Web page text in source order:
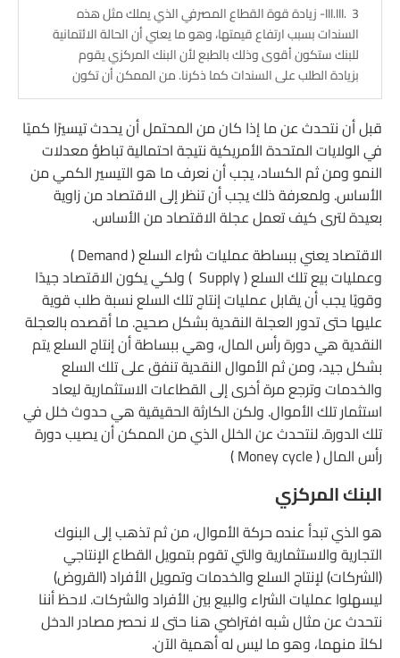
3- زيادة قوة القطاع المصرفي الذي يملك مثل هذه
السندات بسبب ارتفاع قيمتها، وهو ما يعني أن الحالة الائتمانية
للبنك ستكون أقوى وذلك بالطبع لأن البنك المركزي يقوم
بزيادة الطلب على السندات كما ذكرنا. من الممكن أن تكون
بعضها سندات حكومية ومن الممكن أن تكون بعضها سندات
خاصة بالرهن العقاري أو ما شابه.
قبل أن نتحدث عن ما إذا كان من المحتمل أن يحدث تيسيرًا كميًا
في الولايات المتحدة الأمريكية نتيجة احتمالية تباطؤ معدلات
النمو ومن ثم الكساد، يجب أن نعرف ما هو التيسير الكمي من
الأساس. ولمعرفة ذلك يجب أن تنظر إلى الاقتصاد من زاوية
بعيدة لترى كيف تعمل عجلة الاقتصاد من الأساس.
الاقتصاد يعني ببساطة عمليات شراء السلع ( Demand )
وعمليات بيع تلك السلع ( Supply ) ولكي يكون الاقتصاد جيدًا
وقويًا يجب أن يقابل عمليات إنتاج تلك السلع نسبة طلب قوية
عليها حتى تدور العجلة النقدية بشكل صحيح. ما أقصده بالعجلة
النقدية هي دورة رأس المال، وهي ببساطة أن إنتاج السلع يتم
بشكل جيد، ومن ثم الأموال النقدية تنفق على تلك السلع
والخدمات وترجع مرة أخرى إلى القطاعات الاستثمارية ليعاد
استثمار تلك الأموال. ولكن الكارثة الحقيقية هي حدوث خلل في
تلك الدورة. لنتحدث عن الخلل الذي من الممكن أن يصيب دورة
رأس المال ( Money cycle )
البنك المركزي
هو الذي تبدأ عنده حركة الأموال، من ثم تذهب إلى البنوك
التجارية والاستثمارية والتي تقوم بتمويل القطاع الإنتاجي
(الشركات) لإنتاج السلع والخدمات وتمويل الأفراد (القروض)
ليسهلوا عمليات الشراء والبيع بين الأفراد والشركات. لاحظ أننا
نتحدث عن مثال شبه افتراضي هنا حتى لا نحصر مصادر الدخل
لكلاً منهما، وهو ما ليس له أهمية الآن.